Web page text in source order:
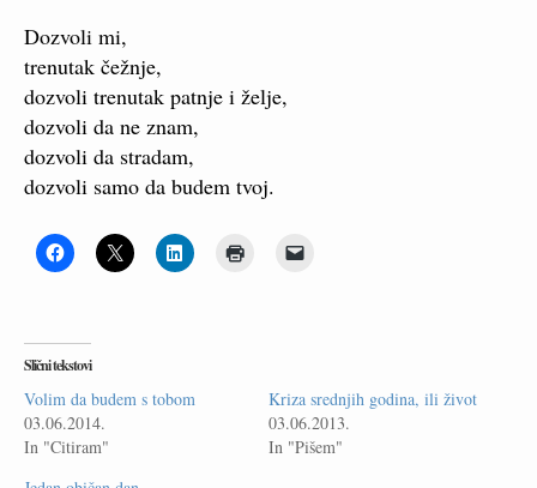
Dozvoli mi,
trenutak čežnje,
dozvoli trenutak patnje i želje,
dozvoli da ne znam,
dozvoli da stradam,
dozvoli samo da budem tvoj.
Slični tekstovi
Volim da budem s tobom
03.06.2014.
In "Citiram"
Kriza srednjih godina, ili život
03.06.2013.
In "Pišem"